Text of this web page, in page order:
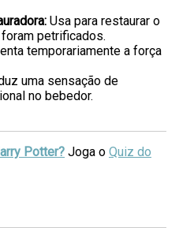
Usa para restaurar o
petrificados.
temporariamente a força
uma sensação de
no bebedor.
Potter? Joga o Quiz do